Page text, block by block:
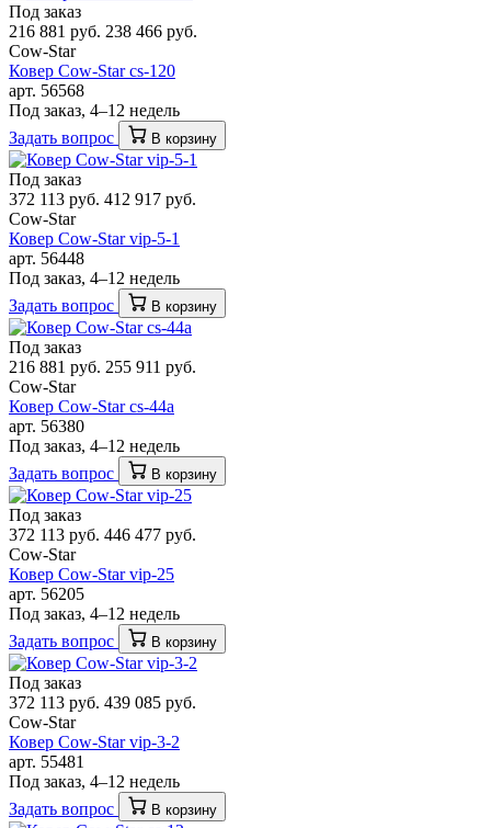
Под заказ
216 881 руб. 238 466 руб.
Cow-Star
Ковер Cow-Star cs-120
арт. 56568
Под заказ, 4–12 недель
Задать вопрос
В корзину
Под заказ
372 113 руб. 412 917 руб.
Cow-Star
Ковер Cow-Star vip-5-1
арт. 56448
Под заказ, 4–12 недель
Задать вопрос
В корзину
Под заказ
216 881 руб. 255 911 руб.
Cow-Star
Ковер Cow-Star cs-44a
арт. 56380
Под заказ, 4–12 недель
Задать вопрос
В корзину
Под заказ
372 113 руб. 446 477 руб.
Cow-Star
Ковер Cow-Star vip-25
арт. 56205
Под заказ, 4–12 недель
Задать вопрос
В корзину
Под заказ
372 113 руб. 439 085 руб.
Cow-Star
Ковер Cow-Star vip-3-2
арт. 55481
Под заказ, 4–12 недель
Задать вопрос
В корзину